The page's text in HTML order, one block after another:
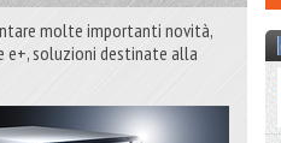
molte importanti novità,
e+, soluzioni destinate alla